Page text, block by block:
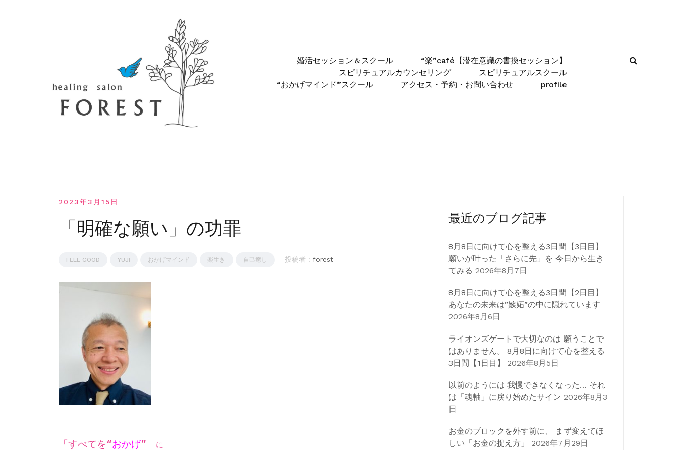
婚活セッション＆スクール
“楽”café【潜在意識の書換セッション】
スピリチュアルカウンセリング
スピリチュアルスクール
“おかげマインド”スクール
アクセス・予約・お問い合わせ profile
2023年3月15日
「明確な願い」の功罪
FEEL GOOD YUJI おかげマインド 楽生き 自己癒し 投稿者 : forest
「すべてを“おかげ”」 に
最近のブログ記事
8月8日に向けて心を整える3日間【3日目】
願いが叶った「さらに先」を 今日から生き
てみる 2026年8月7日
8月8日に向けて心を整える3日間【2日目】
あなたの未来は”嫉妬”の中に隠れています
2026年8月6日
ライオンズゲートで大切なのは 願うことで
はありません。 8月8日に向けて心を整える
3日間【1日目】
2026年8月5日
以前のようには 我慢できなくなった… それ
は「魂軸」に戻り始めたサイン 2026年8月3
日
お金のブロックを外す前に、 まず変えてほ
しい「お金の捉え方」
2026年7月29日